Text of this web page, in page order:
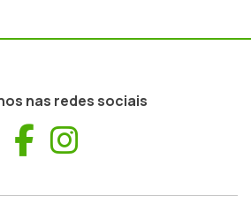
nas redes sociais
Facebook